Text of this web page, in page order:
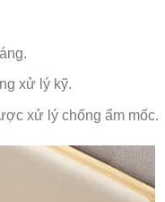
xử lý kỹ.
xử lý chống ẩm mốc.